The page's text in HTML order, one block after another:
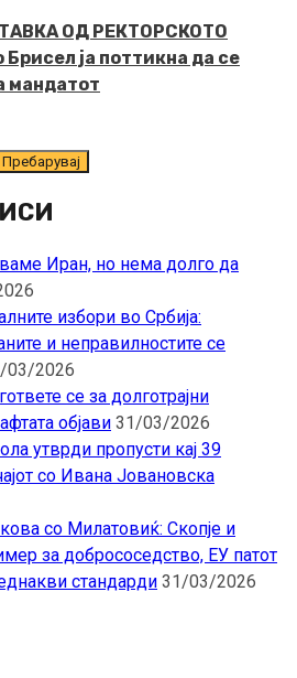
ОД РЕКТОРСКОТО
ја поттикна да се
мандатот
Иран, но нема долго да
избори во Србија:
и неправилностите се
03/2026
се за долготрајни
објави 31/03/2026
утврди пропусти кај 39
со Ивана Јовановска
со Милатовиќ: Скопје и
за добрососедство, ЕУ патот
стандарди 31/03/2026